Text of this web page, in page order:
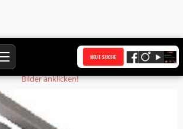
NEUE SUCHE
S32x152 120 mm
Bilder anklicken!